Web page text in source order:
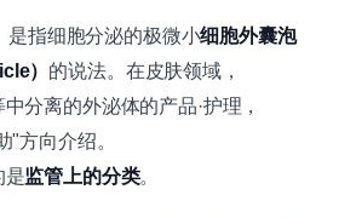
是指细胞分泌的极微小细胞外囊泡
） 的说法。在皮肤领域，
分离的外泌体的产品·护理，
"方向介绍。
是监管上的分类。